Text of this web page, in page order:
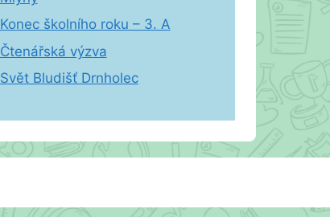
Konec školního roku – 3. A
Čtenářská výzva
Svět Bludišť Drnholec